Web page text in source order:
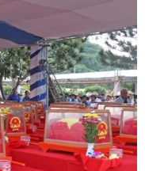
Mỹ
hạn
tối đa